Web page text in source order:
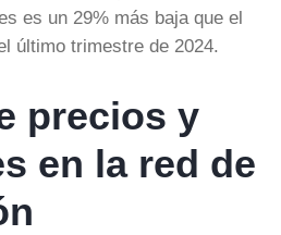
es un 29% más baja que el
último trimestre de 2024.
precios y
en la red de